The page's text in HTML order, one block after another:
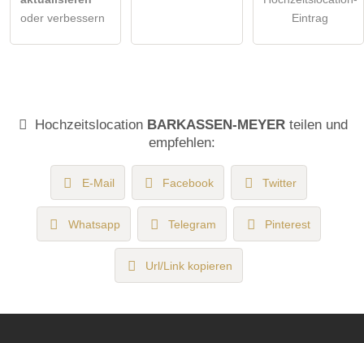
oder verbessern
Eintrag
Hochzeitslocation BARKASSEN-MEYER teilen und
empfehlen:
E-Mail Facebook Twitter
Whatsapp Telegram Pinterest
Url/Link kopieren